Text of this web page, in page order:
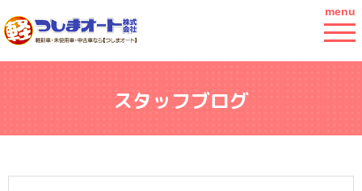
menu
スタッフブログ